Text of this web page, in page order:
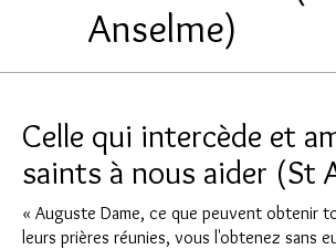
Anselme)
Celle qui intercède et
saints à nous aider (St
« Auguste Dame, ce que peuvent obtenir
leurs prières réunies, vous l'obtenez sans